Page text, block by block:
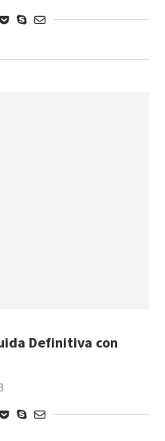
Definitiva con